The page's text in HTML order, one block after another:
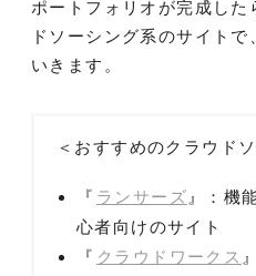
ポートフォリオが完成した
ドソーシング系のサイト
いきます。
＜おすすめのクラウド
『 ランサーズ』：機
心者向けのサイト
『 クラウドワークス